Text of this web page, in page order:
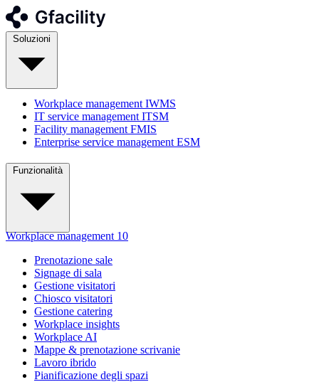
Workplace management IWMS
IT service management ITSM
Facility management FMIS
Enterprise service management ESM
Funzionalità
Workplace management 10
Prenotazione sale
Signage di sala
Gestione visitatori
Chiosco visitatori
Gestione catering
Workplace insights
Workplace AI
Mappe & prenotazione scrivanie
Lavoro ibrido
Pianificazione degli spazi